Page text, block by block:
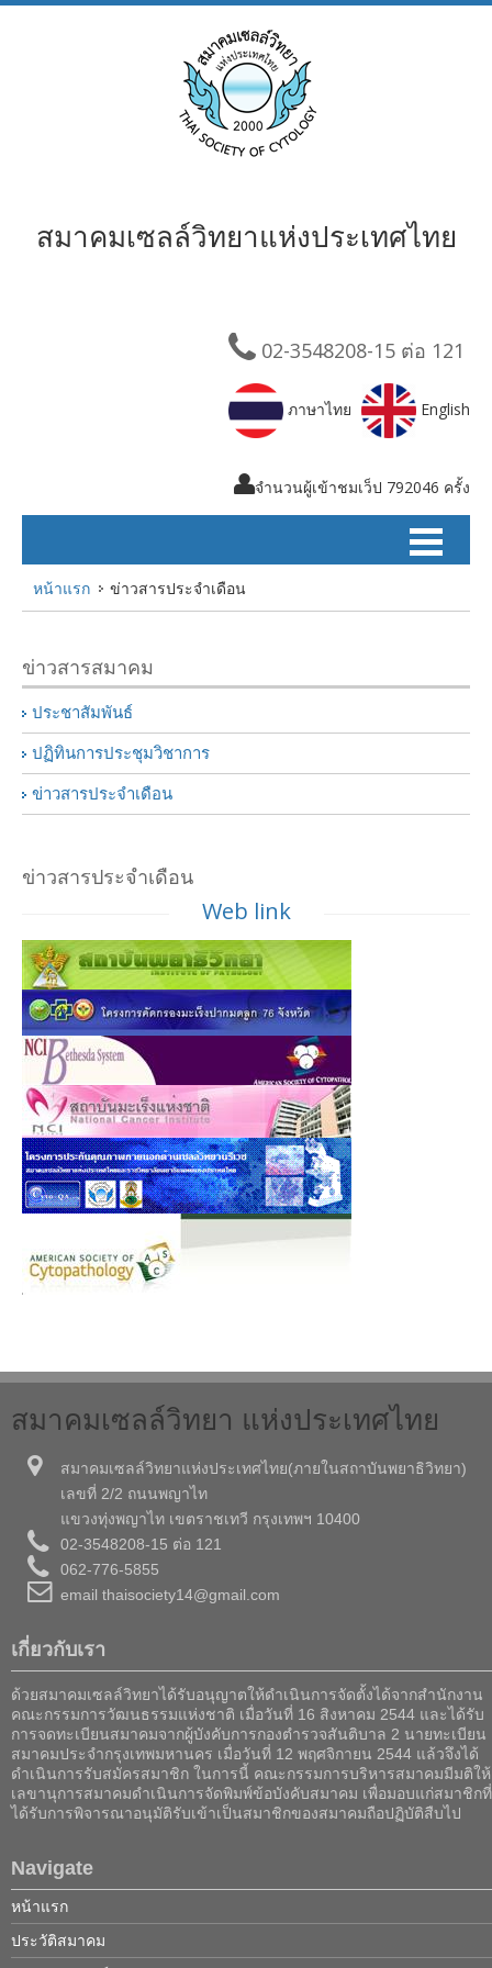
สมาคมเซลล์วิทยาแห่งประเทศไทย
02-3548208-15 ต่อ 121
ภาษาไทย English
จำนวนผู้เข้าชมเว็ป 792046 ครั้ง
หน้าแรก ข่าวสารประจำเดือน
ข่าวสารสมาคม
ประชาสัมพันธ์
ปฏิทินการประชุมวิชาการ
ข่าวสารประจำเดือน
ข่าวสารประจำเดือน
Web link
สมาคมเซลล์วิทยา แห่งประเทศไทย
สมาคมเซลล์วิทยาแห่งประเทศไทย(ภายในสถาบันพยาธิวิทยา)
เลขที่ 2/2 ถนนพญาไท
แขวงทุ่งพญาไท เขตราชเทวี กรุงเทพฯ 10400
02-3548208-15 ต่อ 121
062-776-5855
email thaisociety14@gmail.com
เกี่ยวกับเรา
ด้วยสมาคมเซลล์วิทยาได้รับอนุญาตให้ดำเนินการจัดตั้งได้จากสำนักงาน
คณะกรรมการวัฒนธรรมแห่งชาติ เมื่อวันที่ 16 สิงหาคม 2544 และได้รับ
การจดทะเบียนสมาคมจากผู้บังคับการกองตำรวจสันติบาล 2 นายทะเบียน
สมาคมประจำกรุงเทพมหานคร เมื่อวันที่ 12 พฤศจิกายน 2544 แล้วจึงได้
ดำเนินการรับสมัครสมาชิก ในการนี้ คณะกรรมการบริหารสมาคมมีมติให้
เลขานุการสมาคมดำเนินการจัดพิมพ์ข้อบังคับสมาคม เพื่อมอบแก่สมาชิกที่
ได้รับการพิจารณาอนุมัติรับเข้าเป็นสมาชิกของสมาคมถือปฏิบัติสืบไป
Navigate
หน้าแรก
ประวัติสมาคม